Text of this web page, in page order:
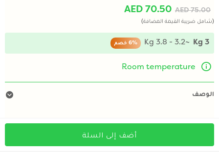
AED 70.50 AED 75.00
(شامل ضريبة القيمة المضافة)
3 Kg
~3.2 - 3.8 Kg
6% خصم
Room temperature
الوصف
أضف إلى السلة